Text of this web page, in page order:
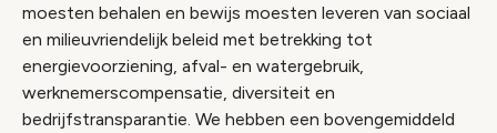
moesten behalen en bewijs moesten leveren van sociaal
en milieuvriendelijk beleid met betrekking tot
energievoorziening, afval- en watergebruik,
werknemerscompensatie, diversiteit en
bedrijfstransparantie. We hebben een bovengemiddeld